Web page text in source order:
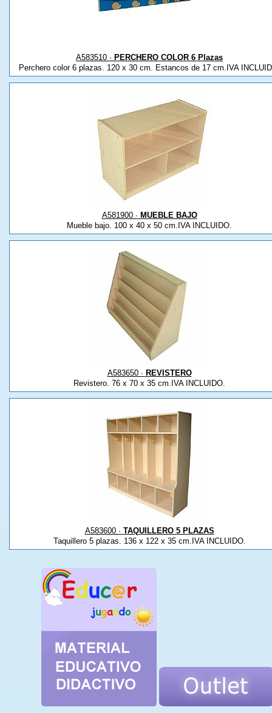
A583510 · PERCHERO COLOR 6 Plazas
Perchero color 6 plazas. 120 x 30 cm. Estancos de 17 cm.IVA
A581900 · MUEBLE BAJO
Mueble bajo. 100 x 40 x 50 cm.IVA INCLUIDO.
A583650 · REVISTERO
Revistero. 76 x 70 x 35 cm.IVA INCLUIDO.
A583600 · TAQUILLERO 5 PLAZAS
Taquillero 5 plazas. 136 x 122 x 35 cm.IVA INCLUIDO.